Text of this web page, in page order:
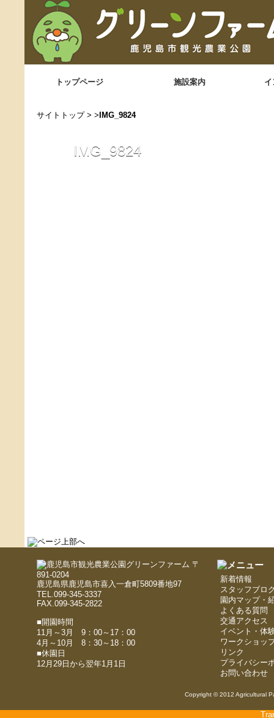
トップページ 施設案内
サイトトップ> > IMG_9824
IMG_9824
〒
891-0204
鹿児島県鹿児島市喜入一倉町5809番地97
TEL.099-345-3337
FAX.099-345-2822
■開園時間
11月～3月 9：00～17：00
4月～10月 8：30～18：00
■休園日
12月29日から翌年1月1日
新着情報
スタッフブロ
園内マップ・
よくある質問
交通アクセス
イベント・体
ワークショッ
リンク
プライバシー
お問い合わせ
Copyright © 2012 Agricultural